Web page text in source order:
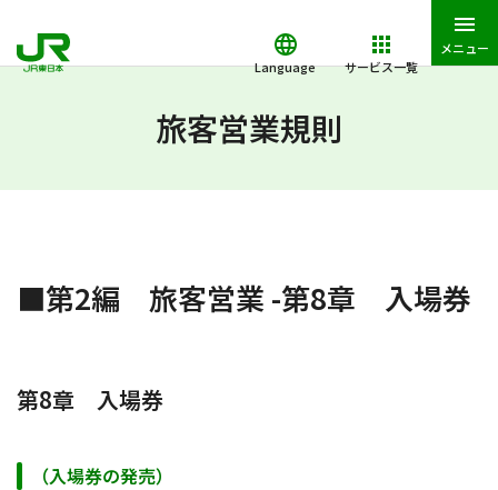
Language サービス一覧
メニュー
旅客営業規則
■第2編 旅客営業 -第8章 入場券
第8章 入場券
（入場券の発売）